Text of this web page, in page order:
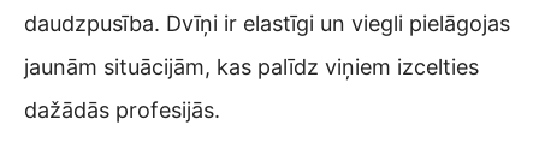
daudzpusība. Dvīņi ir elastīgi un viegli pielāgojas
jaunām situācijām, kas palīdz viņiem izcelties
dažādās profesijās.